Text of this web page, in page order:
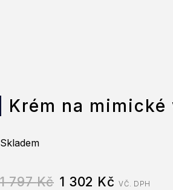
Krém na
Skladem
1 797Kč 1 302 Kč VČ. DPH